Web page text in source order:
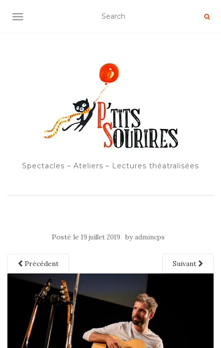
OUVRIR/FERMER LA NAVIGATION
Spectacles – Ateliers – Lectures théatralisées
Posté le 19 juillet 2019 byadmincps
Précédent Suivant